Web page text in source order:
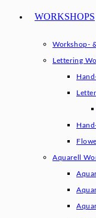
WORKSHOPS
Workshop-
Lettering
Aquarell